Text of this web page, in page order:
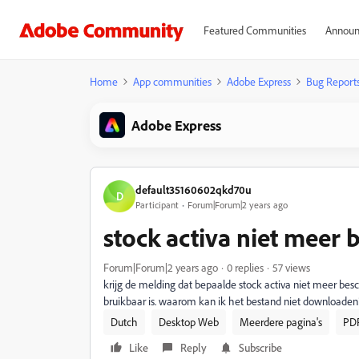
Featured Communities
Home App communities Adobe Express Bug
Adobe Express
D default35160602qkd70u
Participant Forum|Forum|2 years ago
stock activa niet meer
Forum|Forum|2 years ago 0 replies
57 views
krijg de melding dat bepaalde stock activa niet meer
bruikbaar is. waarom kan ik het bestand niet
Dutch
Desktop Web Meerdere pagina's
Like
Reply Subscribe